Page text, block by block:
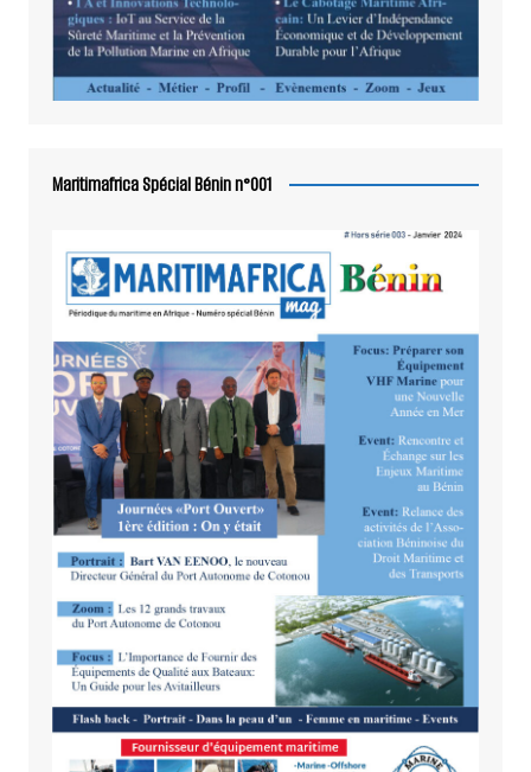
Maritimafrica Spécial Bénin n°001